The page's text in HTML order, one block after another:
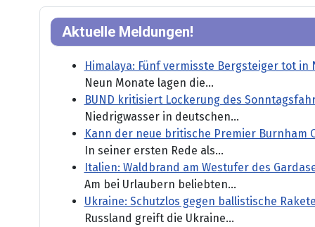
Aktuelle Meldungen!
Himalaya: Fünf vermisste Bergsteiger tot in
Neun Monate lagen die...
BUND kritisiert Lockerung des
Niedrigwasser in deutschen...
Kann der neue britische Premier Burnham
In seiner ersten Rede als...
Italien: Waldbrand am Westufer des
Am bei Urlaubern beliebten...
Ukraine: Schutzlos gegen ballistische
Russland greift die Ukraine...